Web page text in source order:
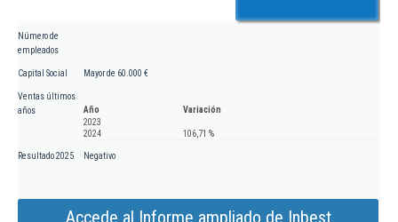
Número de
empleados
Capital Social Mayor de 60.000 €
Ventas últimos
años
Año
Variación
2023
2024
106,71 %
Resultado 2025 Negativo